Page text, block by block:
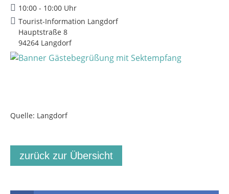
10:00 - 10:00 Uhr
Tourist-Information Langdorf
Hauptstraße 8
94264 Langdorf
Quelle: Langdorf
zurück zur Übersicht